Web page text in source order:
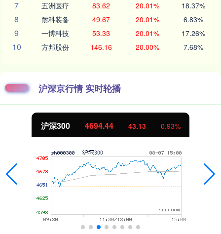
7 五洲医疗 83.62 20.01% 18.37%
8 耐科装备 49.67 20.01% 6.83%
9 一博科技 53.33 20.01% 17.26%
10 方邦股份 146.16 20.00% 7.68%
沪深京行情 实时轮播
沪深300 4694.44 43.13 0.93%